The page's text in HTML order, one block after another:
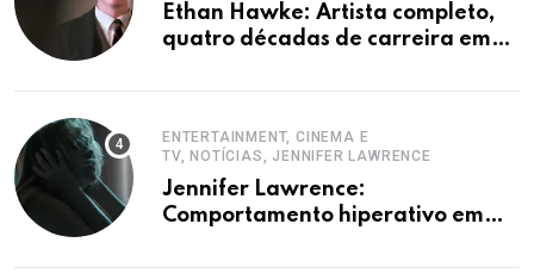
Ethan Hawke: Artista completo,
quatro décadas de carreira em
ENTERTAINMENT, CINEMA E
TV, NOTÍCIAS, JENNIFER LAWRENCE
Jennifer Lawrence:
Comportamento hiperativo em
defesa.